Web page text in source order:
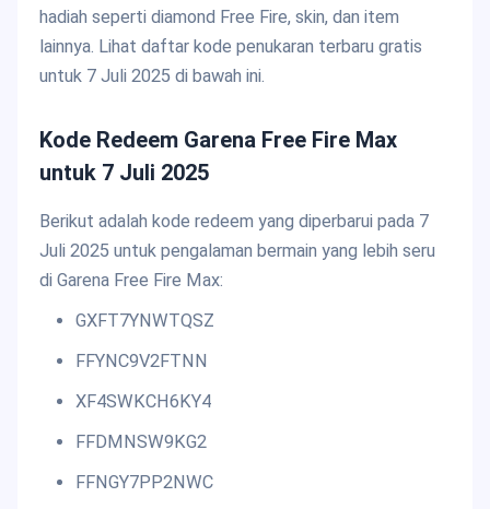
hadiah seperti diamond Free Fire, skin, dan item
lainnya. Lihat daftar kode penukaran terbaru gratis
untuk 7 Juli 2025 di bawah ini.
Kode Redeem Garena Free Fire Max
untuk 7 Juli 2025
Berikut adalah kode redeem yang diperbarui pada 7
Juli 2025 untuk pengalaman bermain yang lebih seru
di Garena Free Fire Max:
GXFT7YNWTQSZ
FFYNC9V2FTNN
XF4SWKCH6KY4
FFDMNSW9KG2
FFNGY7PP2NWC